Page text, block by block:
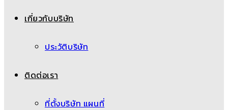
เกี่ยวกับบริษัท
ประวัติบริษัท
ติดต่อเรา
ที่ตั้งบริษัท แผนที่